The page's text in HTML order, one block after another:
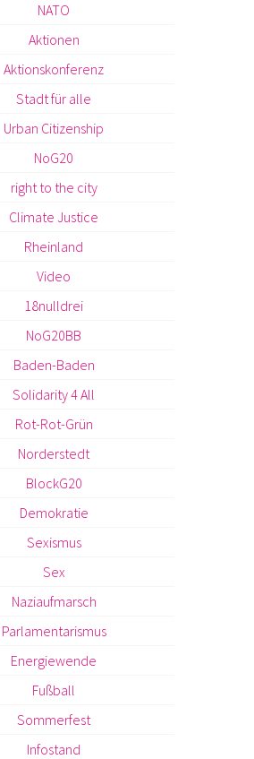
NATO
Aktionen
Aktionskonferenz
Stadt für alle
Urban Citizenship
NoG20
right to the city
Climate Justice
Rheinland
Video
18nulldrei
NoG20BB
Baden-Baden
Solidarity 4 All
Rot-Rot-Grün
Norderstedt
BlockG20
Demokratie
Sexismus
Sex
Naziaufmarsch
Parlamentarismus
Energiewende
Fußball
Sommerfest
Infostand